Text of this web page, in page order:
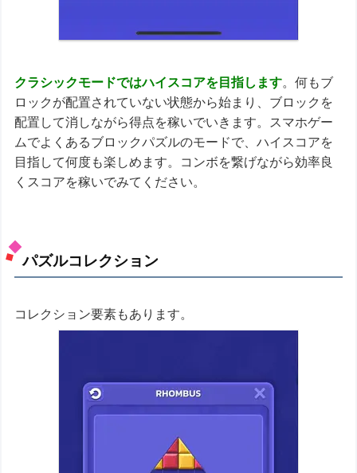
クラシックモードではハイスコアを目指します。何もブ
ロックが配置されていない状態から始まり、ブロックを
配置して消しながら得点を稼いでいきます。スマホゲー
ムでよくあるブロックパズルのモードで、ハイスコアを
目指して何度も楽しめます。コンボを繋げながら効率良
くスコアを稼いでみてください。
パズルコレクション
コレクション要素もあります。